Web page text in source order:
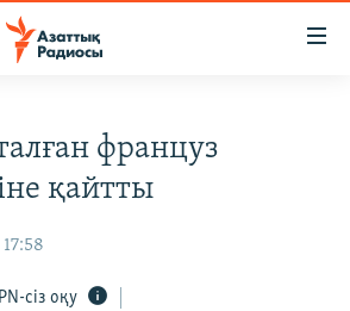
француз
қайтты
сіз оқу